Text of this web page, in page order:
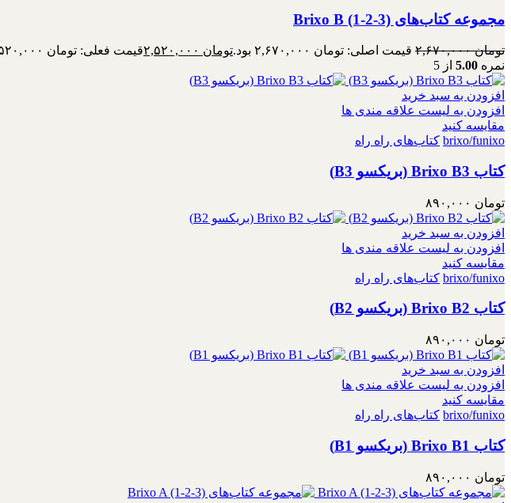
مجموعه کتاب‌های Brixo B (1-2-3)
تومان۲,۶۷۰,۰۰۰ قیمت اصلی: تومان ۲,۶۷۰,۰۰۰ بود. تومان
قیمت فعلی: تومان ۲,۵۲۰,۰۰۰.
نمره 5.00 از 5
افزودن به سبد خرید
افزودن به لیست علاقه مندی ها
مقایسه کنید
brixo/funixo کتاب‌های راه راه
کتاب Brixo B3 (بریکسو B3)
تومان
افزودن به سبد خرید
افزودن به لیست علاقه مندی ها
مقایسه کنید
brixo/funixo کتاب‌های راه راه
کتاب Brixo B2 (بریکسو B2)
تومان
افزودن به سبد خرید
افزودن به لیست علاقه مندی ها
مقایسه کنید
brixo/funixo کتاب‌های راه راه
کتاب Brixo B1 (بریکسو B1)
تومان